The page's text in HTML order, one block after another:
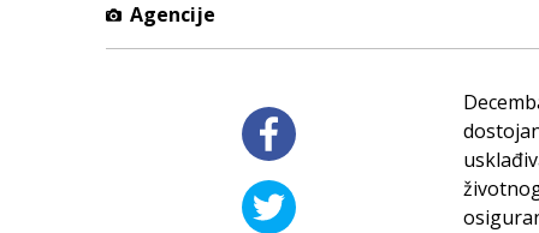
Agencije